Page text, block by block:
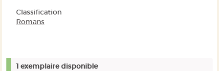
Classification
Romans
1 exemplaire disponible